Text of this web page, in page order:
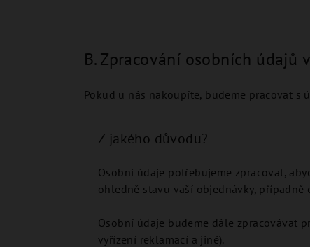
B. Zpracování osobních údajů
Pokud u nás nakoupíte, budeme pracovat
Z jakého důvodu?
Osobní údaje potřebujeme zpracovat,
ohledně stavu vaší objednávky,
Osobní údaje budeme dále zpracovávat
vyřízení reklamací a jiné).